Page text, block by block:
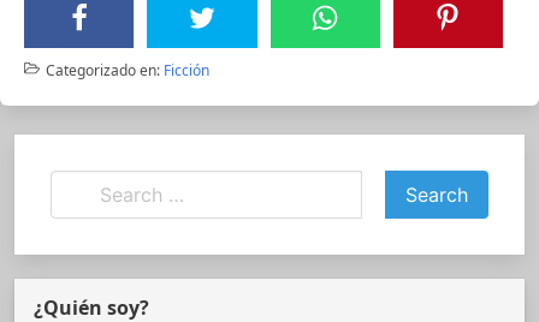
Categorizado en: Ficción
¿Quién soy?